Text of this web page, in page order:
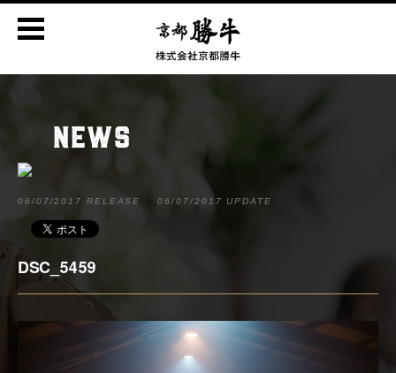
NEWS
06/07/2017 RELEASE 06/07/2017 UPDATE
DSC_5459